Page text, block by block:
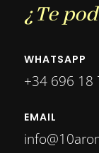
¿Te
WHATSAPP
+34 696 18
EMAIL